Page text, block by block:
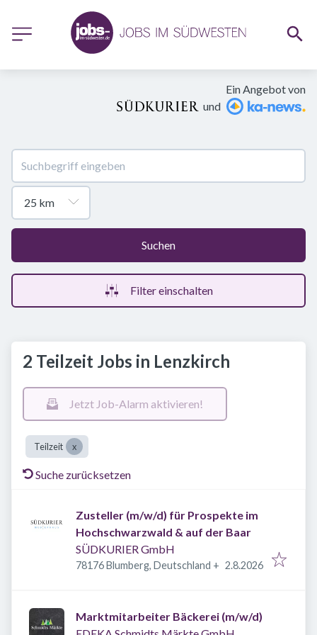
Ein Angebot von
und
Suchen
Filter einschalten
2 Teilzeit Jobs in Lenzkirch
Jetzt Job-Alarm aktivieren!
Teilzeit
Suche zurücksetzen
Zusteller (m/w/d) für Prospekte im
Hochschwarzwald & auf der Baar
SÜDKURIER GmbH
78176 Blumberg, Deutschland + Veröffentlicht
2.8.2026
Marktmitarbeiter Bäckerei (m/w/d)